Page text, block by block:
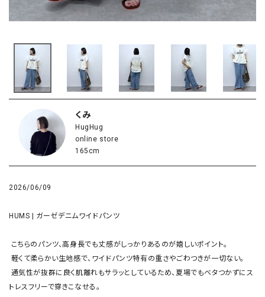
くみ
HugHug
online store
165cm
2026/06/09
HUMS | ガーゼデニムワイドパンツ
トレスフリーで穿きこなせる。